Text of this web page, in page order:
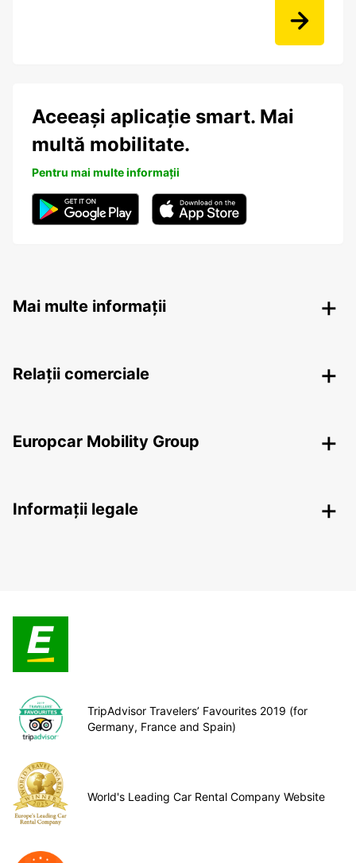
Aceeași aplicație smart. Mai
multă mobilitate.
Pentru mai multe informații
Mai multe informații
Relații comerciale
Europcar Mobility Group
Informații legale
TripAdvisor Travelers’ Favourites 2019 (for
Germany, France and Spain)
World's Leading Car Rental Company Website